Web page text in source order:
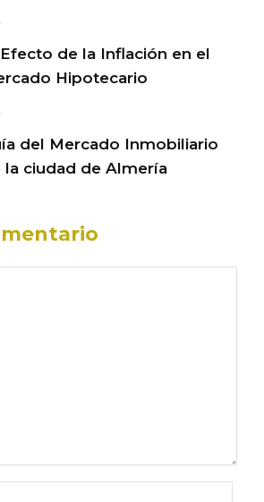
de la Inflación en el
Hipotecario
del Mercado Inmobiliario
la ciudad de Almería